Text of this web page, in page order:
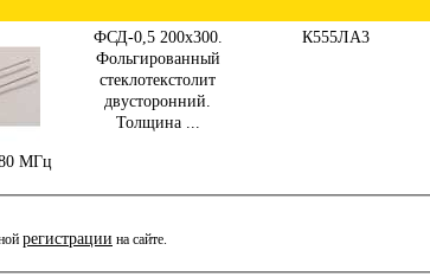
МГц
ФСД-0,5 200х300.
Фольгированный
стеклотекстолит
двусторонний.
Толщина ...
К555ЛА3
регистрации на сайте.